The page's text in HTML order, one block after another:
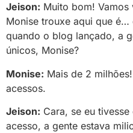
Jeison: Muito bom! Vamos
Monise trouxe aqui que é…
quando o blog lançado, a
únicos, Monise?
Monise: Mais de 2
acessos.
Jeison: Cara, se eu
acesso, a gente estava